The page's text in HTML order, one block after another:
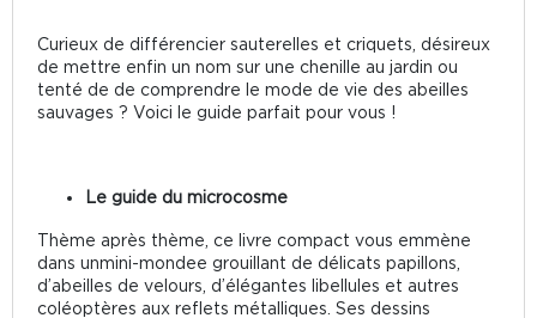
Curieux de différencier sauterelles et criquets, désireux
de mettre enfin un nom sur une chenille au jardin ou
tenté de de comprendre le mode de vie des abeilles
sauvages ? Voici le guide parfait pour vous !
Le guide du microcosme
Thème après thème, ce livre compact vous emmène
dans unmini-mondee grouillant de délicats papillons,
d’abeilles de velours, d’élégantes libellules et autres
coléoptères aux reflets métalliques. Ses dessins